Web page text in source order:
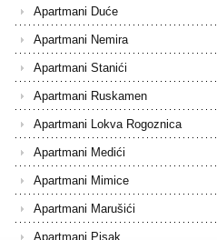
Apartmani Duće
Apartmani Nemira
Apartmani Stanići
Apartmani Ruskamen
Apartmani Lokva Rogoznica
Apartmani Medići
Apartmani Mimice
Apartmani Marušići
Apartmani Pisak